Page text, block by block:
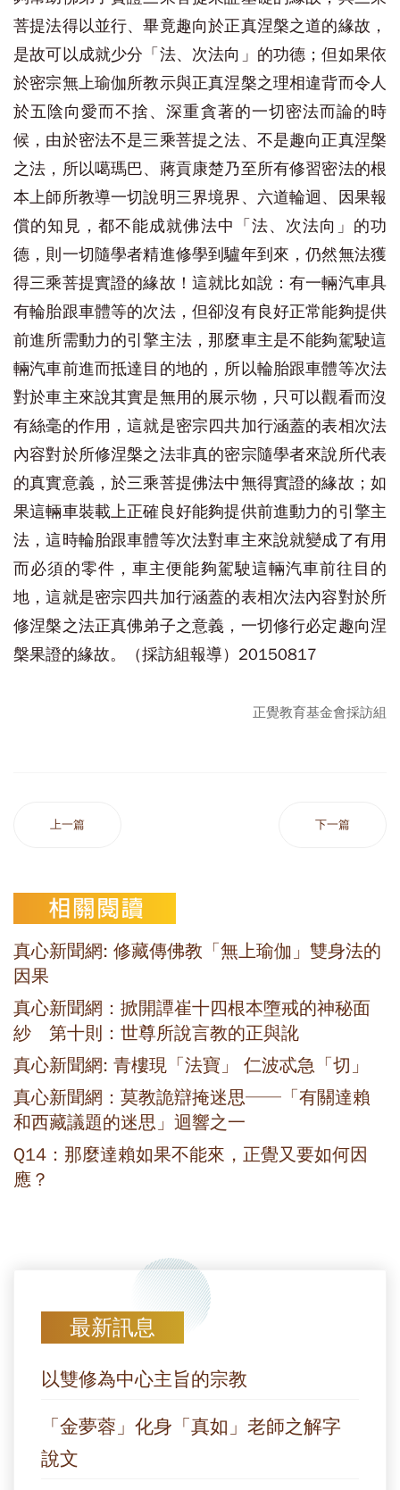
菩提法得以並行、畢竟趣向於正真涅槃之道的緣故，
是故可以成就少分「法、次法向」的功德；但如果依
於密宗無上瑜伽所教示與正真涅槃之理相違背而令人
於五陰向愛而不捨、深重貪著的一切密法而論的時
候，由於密法不是三乘菩提之法、不是趣向正真涅槃
之法，所以噶瑪巴、蔣貢康楚乃至所有修習密法的根
本上師所教導一切說明三界境界、六道輪迴、因果報
償的知見，都不能成就佛法中「法、次法向」的功
德，則一切隨學者精進修學到驢年到來，仍然無法獲
得三乘菩提實證的緣故！這就比如說：有一輛汽車具
有輪胎跟車體等的次法，但卻沒有良好正常能夠提供
前進所需動力的引擎主法 ，那麼車主是不能夠駕駛這
輛汽車前進而抵達目的地的，所以輪胎跟車體等次法
對於車主來說其實是無用的展示物，只可以觀看而沒
有絲毫的作用，這就是密宗四共加行涵蓋的表相次法
內容對於所修涅槃之法非真的密宗隨學者來說所代表
的真實意義，於三乘菩提佛法中無得實證的緣故；如
果這輛車裝載上正確良好能夠提供前進動力的引擎主
法 ，這時輪胎跟車體等次法對車主來說就變成了有用
而必須的零件，車主便能夠駕駛這輛汽車前往目的
地，這就是密宗四共加行涵蓋的表相次法內容對於所
修涅槃之法正真佛弟子之意義，一切修行必定趣向涅
槃果證的緣故。（採訪組報導）20150817
正覺教育基金會採訪組
上一篇 下一篇
真心新聞網: 修藏傳佛教「無上瑜伽」雙身法的
因果
真心新聞網：掀開譚崔十四根本墮戒的神秘面
紗 第十則：世尊所說言教的正與訛
真心新聞網: 青樓現「法寶」 仁波忒急「切」
真心新聞網：莫教詭辯掩迷思──「有關達賴
和西藏議題的迷思」迴響之一
Q14：那麼達賴如果不能來，正覺又要如何因
應？
最新訊息
以雙修為中心主旨的宗教
「金夢蓉」化身「真如」老師之解字
說文